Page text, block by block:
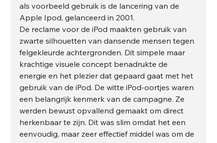
als voorbeeld gebruik is de lancering van de
Apple Ipod, gelanceerd in 2001.
De reclame voor de iPod maakten gebruik van
zwarte silhouetten van dansende mensen tegen
felgekleurde achtergronden. Dit simpele maar
krachtige visuele concept benadrukte de
energie en het plezier dat gepaard gaat met het
gebruik van de iPod. De witte iPod-oortjes waren
een belangrijk kenmerk van de campagne. Ze
werden bewust opvallend gemaakt om direct
herkenbaar te zijn. Dit was slim omdat het een
eenvoudig, maar zeer effectief middel was om de